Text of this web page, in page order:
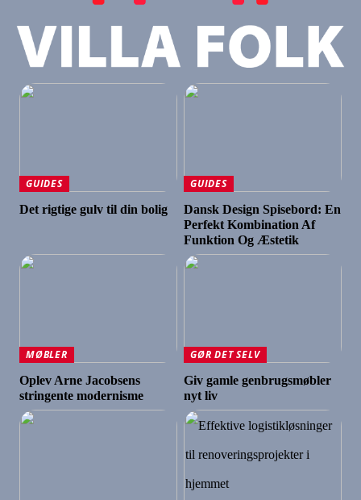
GUIDES
Det rigtige gulv til din bolig
GUIDES
Dansk Design Spisebord: En
Perfekt Kombination Af
Funktion Og Æstetik
MØBLER
Oplev Arne Jacobsens
stringente modernisme
GØR DET SELV
Giv gamle genbrugsmøbler
nyt liv